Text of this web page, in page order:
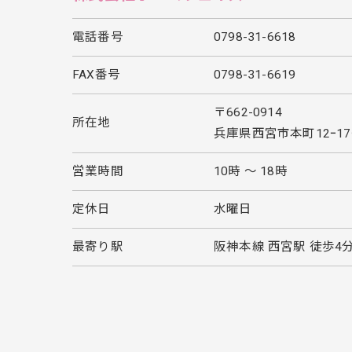
電話番号 0798-31-6618
FAX番号 0798-31-6619
所在地
〒662-0914
兵庫県西宮市本町12ｰ17
営業時間 10時 〜 18時
定休日 水曜日
最寄り駅 阪神本線 西宮駅 徒歩4